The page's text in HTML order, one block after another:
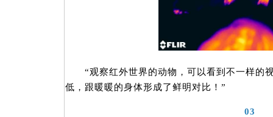
“观察红外世界的动物，可以看到不一样的
低，跟暖暖的身体形成了鲜明对比！”
03